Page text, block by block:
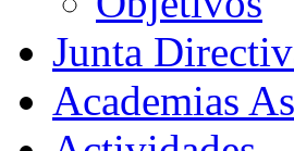
Junta
Academias